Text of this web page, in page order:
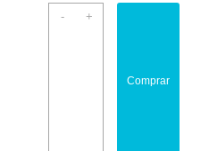
-
problemas
+
Comprar